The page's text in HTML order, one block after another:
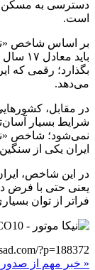
دسترسی به مسکن
است.
بر اساس شاخص
باید
می‌دهد.
شرایط بسیار
نمی‌شود؛ شاخص
ایران یکی از
یعنی حتی با فرض
فراتر از توان
?p=188372
« خبر مهم از صدور